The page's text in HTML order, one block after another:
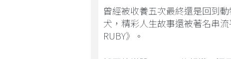
曾經被收養五次最終還是回到
犬，精彩人生故事還被著名串
RUBY》
。